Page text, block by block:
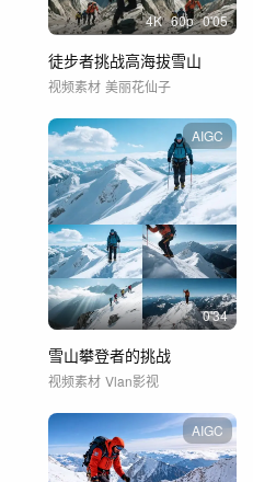
4K 60p 0'05
徒步者挑战高海拔雪山
视频素材 美丽花仙子
AIGC
0'34
雪山攀登者的挑战
视频素材 Vlan影视
AIGC